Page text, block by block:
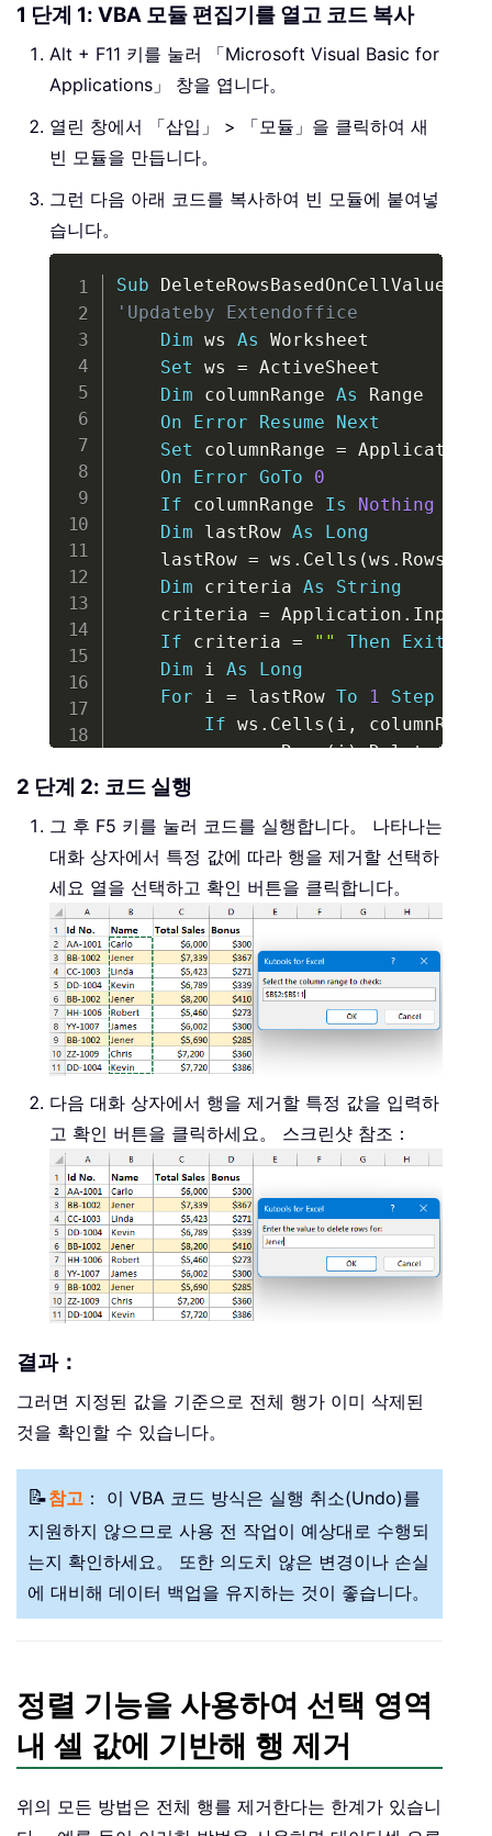
1 단계 1: VBA 모듈 편집기를 열고 코드 복사
Alt + F11 키를 눌러 「Microsoft Visual Basic for
Applications」 창을 엽니다。
열린 창에서 「삽입」 > 「모듈」을 클릭하여 새
빈 모듈을 만듭니다。
그런 다음 아래 코드를 복사하여 빈 모듈에 붙여넣
습니다。
Sub DeleteRowsBasedOnCellValue
'Updateby Extendoffice
Dim ws As Worksheet
Set ws = ActiveSheet
Dim columnRange As Range
On
Error Resume
Next
Set columnRange = Application
On
Error GoTo
0
If columnRange Is Nothing
Dim lastRow As
Long
    lastRow
= ws . Cells (ws . Rows
Dim criteria As
String
    criteria
= Application .
If criteria = "" Then Exit
Dim i As
Long
For i = lastRow To 1 Step
If ws . Cells ( i , columnRange
            ws
.Rows(i).Delete
End
Sub
Copy
2 단계 2: 코드 실행
그 후 F5 키를 눌러 코드를 실행합니다。 나타나는
대화 상자에서 특정 값에 따라 행을 제거할 선택하
세요 열을 선택하고 확인 버튼을 클릭합니다。
다음 대화 상자에서 행을 제거할 특정 값을 입력하
고 확인 버튼을 클릭하세요。 스크린샷 참조：
결과：
그러면 지정된 값을 기준으로 전체 행가 이미 삭제된
것을 확인할 수 있습니다。
📝참고 ： 이 VBA 코드 방식은 실행 취소(Undo)를
지원하지 않으므로 사용 전 작업이 예상대로 수행되
는지 확인하세요。 또한 의도치 않은 변경이나 손실
에 대비해 데이터 백업을 유지하는 것이 좋습니다。
정렬 기능을 사용하여 선택 영역
내 셀 값에 기반해 행 제거
위의 모든 방법은 전체 행를 제거한다는 한계가 있습니